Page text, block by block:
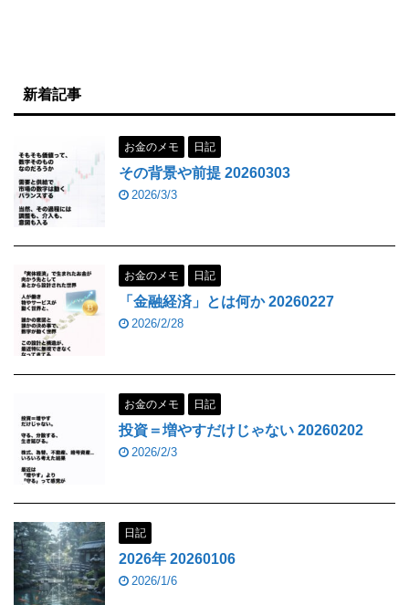
新着記事
お金のメモ 日記
その背景や前提 20260303
2026/3/3
お金のメモ 日記
「金融経済」とは何か 20260227
2026/2/28
お金のメモ 日記
投資＝増やすだけじゃない 20260202
2026/2/3
日記
2026年 20260106
2026/1/6